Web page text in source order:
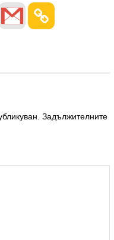
Задължителните